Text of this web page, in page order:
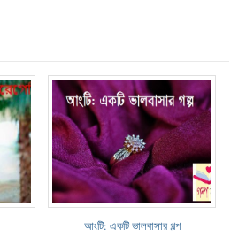
আংটি: একটি ভালবাসার গল্প